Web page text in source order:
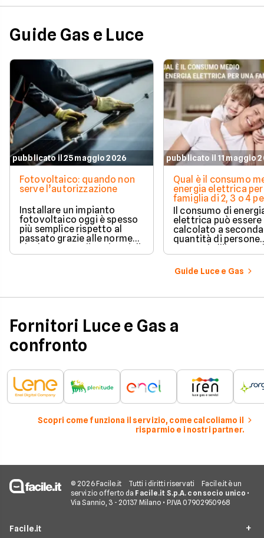
Guide Gas e Luce
pubblicato il 25 maggio 2026
Fotovoltaico: quando non
serve l’autorizzazione
Installare un impianto
fotovoltaico oggi è spesso
più semplice rispetto al
passato grazie alle norme
che hanno ampliato i casi di
edilizia libera.
pubblicato il 11 maggio
Qual è il consumo
energia elettrica per
famiglia di 2, 3 o 4
Il consumo di
elettrica può essere
calcolato a
quantità di persone
presenti all'interno
determinato
numerosi i fattori
influenzano questo
considerazione per
Guide Luce e Gas
Fornitori Luce e Gas a
confronto
Scopri come funziona il servizio, come calcoliamo il
risparmio e i nostri partner.
© 2026 Facile.it Tutti i diritti riservati
Facile.it è un
servizio offerto da Facile.it S.p.A. con socio unico •
Via Sannio, 3 - 20137 Milano • P.IVA 07902950968
Facile.it